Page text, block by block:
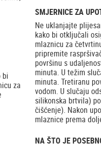
bi
za
SMJERNICE ZA
Ne uklanjajte
kako bi otključali
mlaznicu za
pripremite
površinu s
minuta. U težim
minuta. Tretiranu
vodom. U slučaju
silikonska brtvila)
čišćenje). Nakon
mlaznice prema
NA ŠTO JE